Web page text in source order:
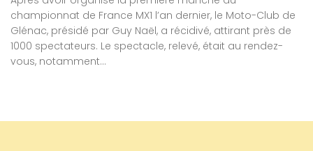
championnat de France MX1 l’an dernier, le Moto-Club de
Glénac, présidé par Guy Naël, a récidivé, attirant près de
1000 spectateurs. Le spectacle, relevé, était au rendez-
vous, notamment...